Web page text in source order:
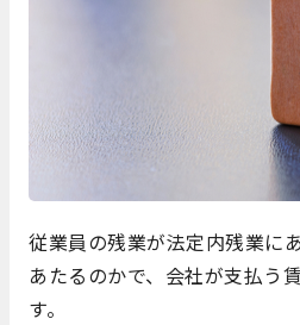
従業員の残業が法定内残業に
あたるのかで、会社が支払う
す。